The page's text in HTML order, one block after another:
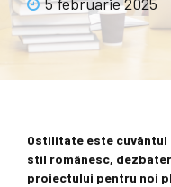
Ostilitate este cuvântul
stil românesc,
proiectului pentru noi